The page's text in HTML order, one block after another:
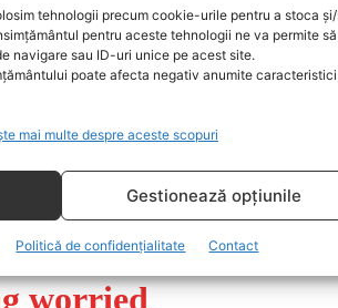
tehnologii precum cookie-urile pentru a stoca
pentru aceste tehnologii ne va permite să
navigare sau ID-uri unice pe acest site.
poate afecta negativ anumite caracteristici
mai multe despre aceste scopuri
Gestionează opțiunile
Politică de confidențialitate Contact
cenușă”
ar trebui să le fie
a mai declarat
and
worried